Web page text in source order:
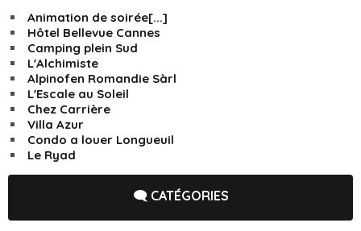
Animation de soirée[...]
Hôtel Bellevue Cannes
Camping plein Sud
L'Alchimiste
Alpinofen Romandie Sàrl
L'Escale au Soleil
Chez Carrière
Villa Azur
Condo a louer Longueuil
Le Ryad
🗨️ CATÉGORIES